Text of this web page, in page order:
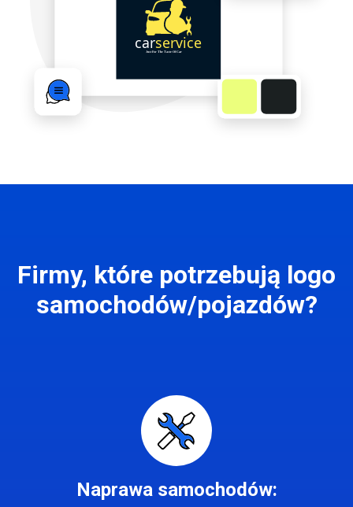
Firmy, które potrzebują logo
samochodów/pojazdów?
Naprawa samochodów: